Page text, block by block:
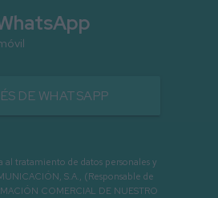
DE WHATSAPP
al tratamiento de datos personales y
S.A., (Responsable de
COMERCIAL DE NUESTRO